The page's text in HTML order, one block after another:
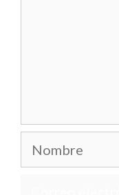
Nombre